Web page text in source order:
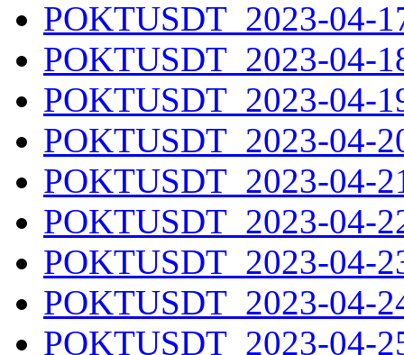
POKTUSDT_2023-04-
POKTUSDT_2023-04-
POKTUSDT_2023-04-
POKTUSDT_2023-04-
POKTUSDT_2023-04-
POKTUSDT_2023-04-
POKTUSDT_2023-04-
POKTUSDT_2023-04-
POKTUSDT_2023-04-